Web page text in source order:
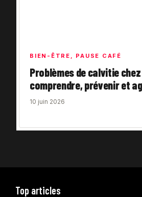
BIEN-ÊTRE PAUSE CAFÉ
Problèmes de calvitie
comprendre, prévenir et
10 juin 2026
Top articles